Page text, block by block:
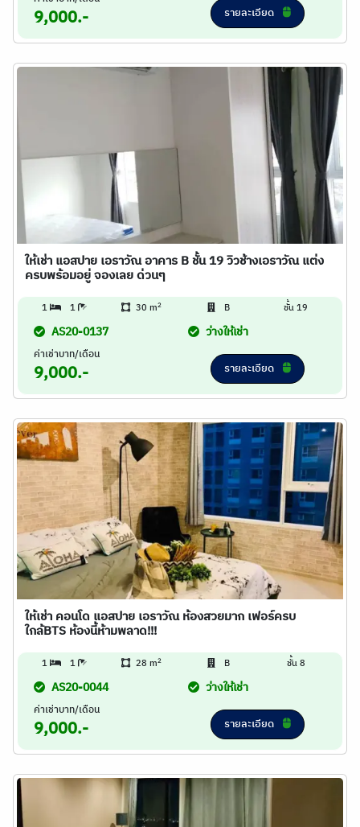
9,000.- รายละเอียด
ให้เช่า แอสปาย เอราวัณ อาคาร B ชั้น 19 วิวช้างเอราวัณ แต่ง
ครบพร้อมอยู่ จองเลย ด่วนๆ
1 1 30 m2 B ชั้น 19
AS20-0137 ว่างให้เช่า
ค่าเช่าบาท/เดือน
9,000.- รายละเอียด
ให้เช่า คอนโด แอสปาย เอราวัณ ห้องสวยมาก เฟอร์ครบ
ใกล้BTS ห้องนี้ห้ามพลาด!!!
1 1 28 m2 B ชั้น 8
AS20-0044 ว่างให้เช่า
ค่าเช่าบาท/เดือน
9,000.- รายละเอียด